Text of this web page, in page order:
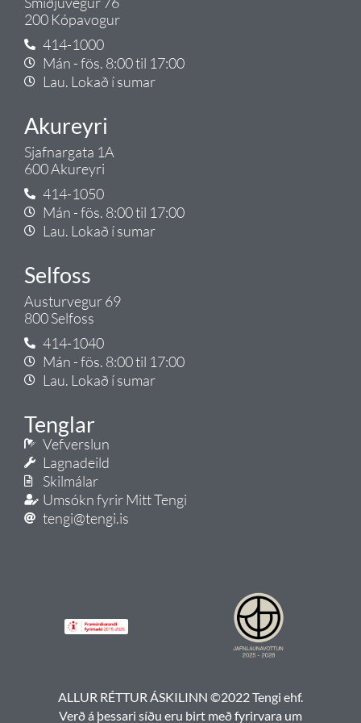
200 Kópavogur
414-1000
Mán - fös. 8:00 til 17:00
Lau. Lokað í sumar
Akureyri
Sjafnargata 1A
600 Akureyri
414-1050
Mán - fös. 8:00 til 17:00
Lau. Lokað í sumar
Selfoss
Austurvegur 69
800 Selfoss
414-1040
Mán - fös. 8:00 til 17:00
Lau. Lokað í sumar
Tenglar
Vefverslun
Lagnadeild
Skilmálar
Umsókn fyrir Mitt Tengi
tengi@tengi.is
ALLUR RÉTTUR ÁSKILINN ©2022 Tengi ehf.
Verð á þessari síðu eru birt með fyrirvara um